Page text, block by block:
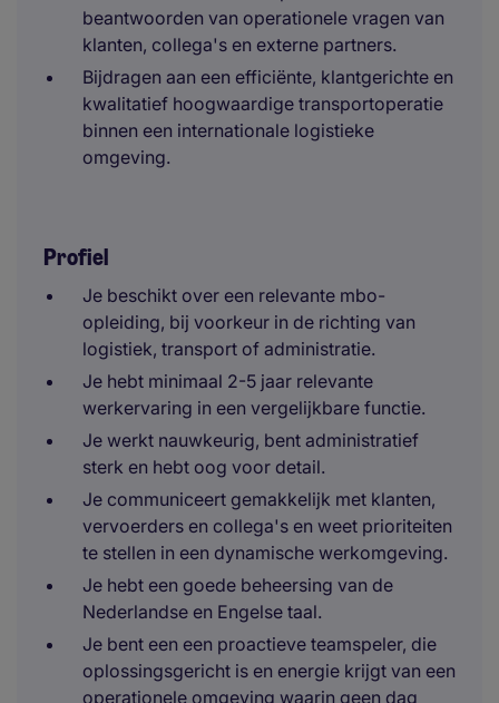
beantwoorden van operationele vragen van
klanten, collega's en externe partners.
Bijdragen aan een efficiënte, klantgerichte en
kwalitatief hoogwaardige transportoperatie
binnen een internationale logistieke
omgeving.
Profiel
Je beschikt over een relevante mbo-
opleiding, bij voorkeur in de richting van
logistiek, transport of administratie.
Je hebt minimaal 2-5 jaar relevante
werkervaring in een vergelijkbare functie.
Je werkt nauwkeurig, bent administratief
sterk en hebt oog voor detail.
Je communiceert gemakkelijk met klanten,
vervoerders en collega's en weet prioriteiten
te stellen in een dynamische werkomgeving.
Je hebt een goede beheersing van de
Nederlandse en Engelse taal.
Je bent een een proactieve teamspeler, die
oplossingsgericht is en energie krijgt van een
operationele omgeving waarin geen dag